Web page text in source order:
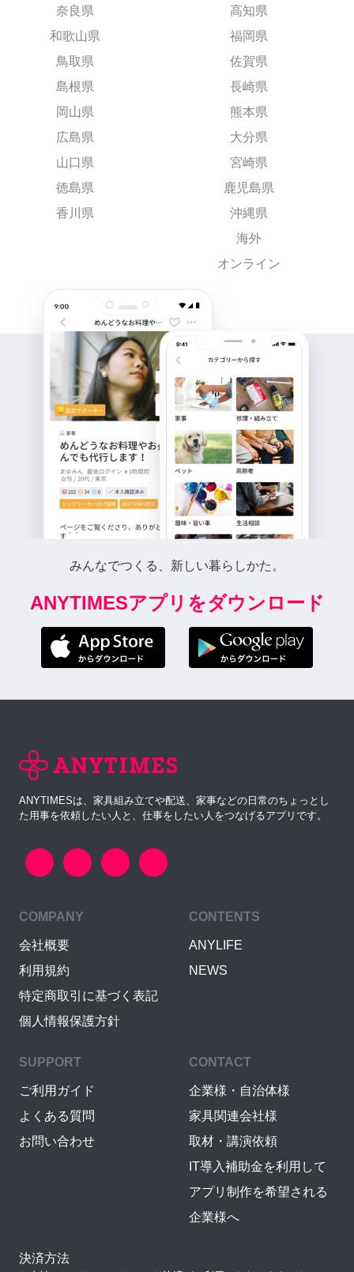
奈良県
和歌山県
鳥取県
島根県
岡山県
広島県
山口県
徳島県
香川県
高知県
福岡県
佐賀県
長崎県
熊本県
大分県
宮崎県
鹿児島県
沖縄県
海外
オンライン
みんなでつくる、新しい暮らしかた。
ANYTIMESアプリをダウンロード
ANYTIMESは、家具組み立てや配送、家事などの日常のちょっとし
た用事を依頼したい人と、仕事をしたい人をつなげるアプリです。
COMPANY
会社概要
利用規約
特定商取引に基づく表記
個人情報保護方針
CONTENTS
ANYLIFE
NEWS
SUPPORT
ご利用ガイド
よくある質問
お問い合わせ
CONTACT
企業様・自治体様
家具関連会社様
取材・講演依頼
IT導入補助金を利用して
アプリ制作を希望される
企業様へ
決済方法